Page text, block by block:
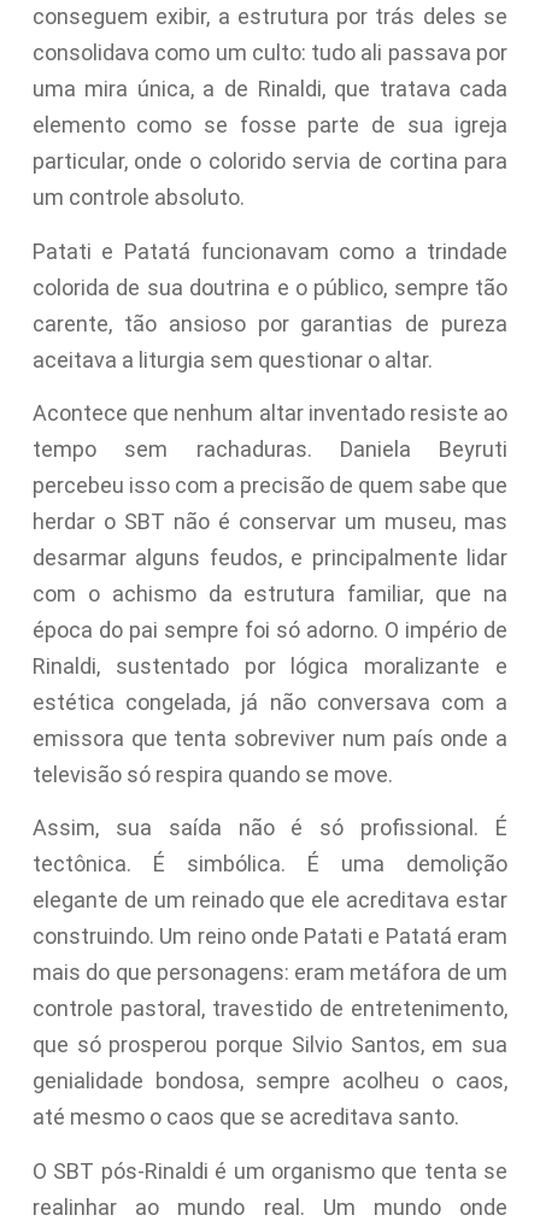
conseguem exibir, a estrutura por trás deles se
consolidava como um culto: tudo ali passava por
uma mira única, a de Rinaldi, que tratava cada
elemento como se fosse parte de sua igreja
particular, onde o colorido servia de cortina para
um controle absoluto.
Patati e Patatá funcionavam como a trindade
colorida de sua doutrina e o público, sempre tão
carente, tão ansioso por garantias de pureza
aceitava a liturgia sem questionar o altar.
Acontece que nenhum altar inventado resiste ao
tempo sem rachaduras. Daniela Beyruti
percebeu isso com a precisão de quem sabe que
herdar o SBT não é conservar um museu, mas
desarmar alguns feudos, e principalmente lidar
com o achismo da estrutura familiar, que na
época do pai sempre foi só adorno. O império de
Rinaldi, sustentado por lógica moralizante e
estética congelada, já não conversava com a
emissora que tenta sobreviver num país onde a
televisão só respira quando se move.
Assim, sua saída não é só profissional. É
tectônica. É simbólica. É uma demolição
elegante de um reinado que ele acreditava estar
construindo. Um reino onde Patati e Patatá eram
mais do que personagens: eram metáfora de um
controle pastoral, travestido de entretenimento,
que só prosperou porque Silvio Santos, em sua
genialidade bondosa, sempre acolheu o caos,
até mesmo o caos que se acreditava santo.
O SBT pós-Rinaldi é um organismo que tenta se
realinhar ao mundo real. Um mundo onde